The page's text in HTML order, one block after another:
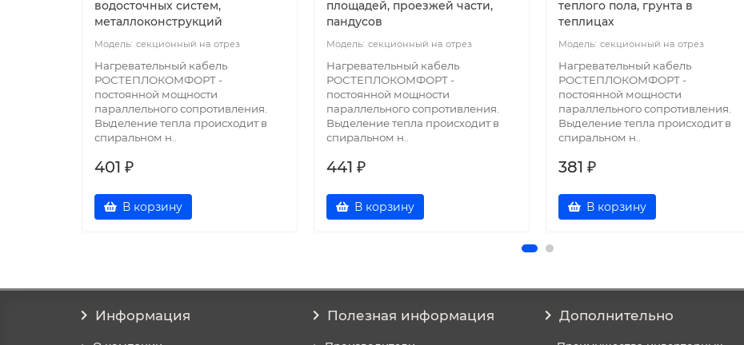
водосточных систем,
металлоконструкций
секционный на отрез
Нагревательный кабель
РОСТЕПЛОКОМФОРТ -
постоянной мощности
параллельного сопротивления.
Выделение тепла происходит в
спиральном н..
401 ₽
В корзину
площадей, проезжей части,
пандусов
секционный на отрез
Нагревательный кабель
РОСТЕПЛОКОМФОРТ -
постоянной мощности
параллельного сопротивления.
Выделение тепла происходит в
спиральном н..
441 ₽
В корзину
теплого пола, грунта в
теплицах
секционный на отрез
Нагревательный кабель
РОСТЕПЛОКОМФОРТ -
постоянной мощности
параллельного сопротивления.
Выделение тепла происходит в
спиральном н..
381 ₽
В корзину
Информация Полезная информация Дополнительно